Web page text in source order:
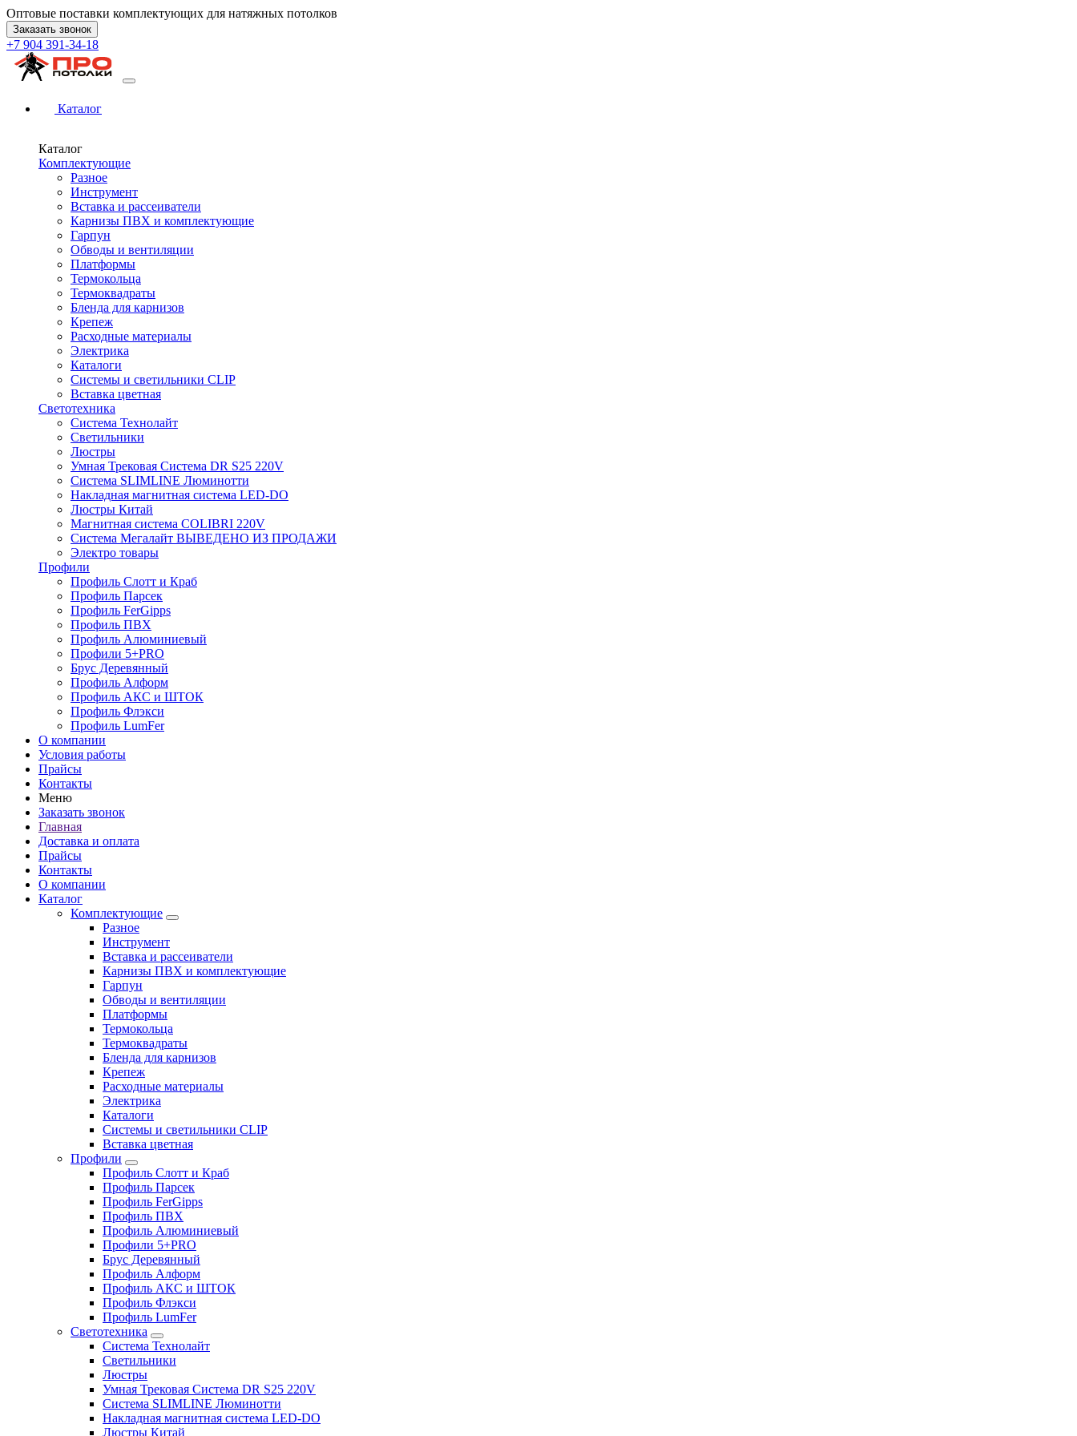
Оптовые поставки комплектующих для натяжных потолков
Заказать звонок
+7 904 391-34-18
Каталог
Каталог
Комплектующие
Разное
Инструмент
Вставка и рассеиватели
Карнизы ПВХ и комплектующие
Гарпун
Обводы и вентиляции
Платформы
Термокольца
Термоквадраты
Бленда для карнизов
Крепеж
Расходные материалы
Электрика
Каталоги
Системы и светильники CLIP
Вставка цветная
Светотехника
Система Технолайт
Светильники
Люстры
Умная Трековая Система DR S25 220V
Система SLIMLINE Люминотти
Накладная магнитная система LED-DO
Люстры Китай
Магнитная система COLIBRI 220V
Система Мегалайт ВЫВЕДЕНО ИЗ ПРОДАЖИ
Электро товары
Профили
Профиль Слотт и Краб
Профиль Парсек
Профиль FerGipps
Профиль ПВХ
Профиль Алюминиевый
Профили 5+PRO
Брус Деревянный
Профиль Алформ
Профиль АКС и ШТОК
Профиль Флэкси
Профиль LumFer
О компании
Условия работы
Прайсы
Контакты
Меню
Заказать звонок
Главная
Доставка и оплата
Прайсы
Контакты
О компании
Каталог
Комплектующие
Разное
Инструмент
Вставка и рассеиватели
Карнизы ПВХ и комплектующие
Гарпун
Обводы и вентиляции
Платформы
Термокольца
Термоквадраты
Бленда для карнизов
Крепеж
Расходные материалы
Электрика
Каталоги
Системы и светильники CLIP
Вставка цветная
Профили
Профиль Слотт и Краб
Профиль Парсек
Профиль FerGipps
Профиль ПВХ
Профиль Алюминиевый
Профили 5+PRO
Брус Деревянный
Профиль Алформ
Профиль АКС и ШТОК
Профиль Флэкси
Профиль LumFer
Светотехника
Система Технолайт
Светильники
Люстры
Умная Трековая Система DR S25 220V
Система SLIMLINE Люминотти
Накладная магнитная система LED-DO
Люстры Китай